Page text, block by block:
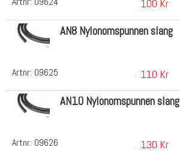
100 Kr
Artnr: 09625
AN8 Nylonomspunnen slang
110 Kr
Artnr: 09626
AN10 Nylonomspunnen slang
130 Kr